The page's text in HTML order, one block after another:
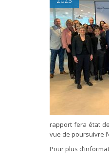
rapport fera état
vue de poursuivre
Pour plus